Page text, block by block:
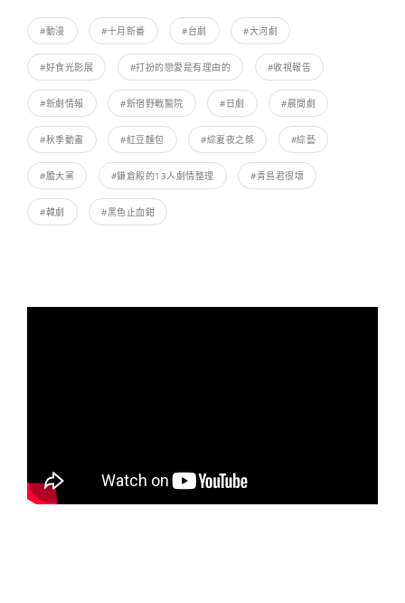
#動漫 #十月新番 #台劇 #大河劇
#好食光影展 #打扮的戀愛是有理由的 #收視報告
#新劇情報 #新宿野戰醫院 #日劇 #晨間劇
#秋季動畫 #紅豆麵包 #綜夏夜之祭 #綜藝
#膽大黨 #鎌倉殿的13人劇情整理 #青島君很壞
#韓劇 #黑色止血鉗